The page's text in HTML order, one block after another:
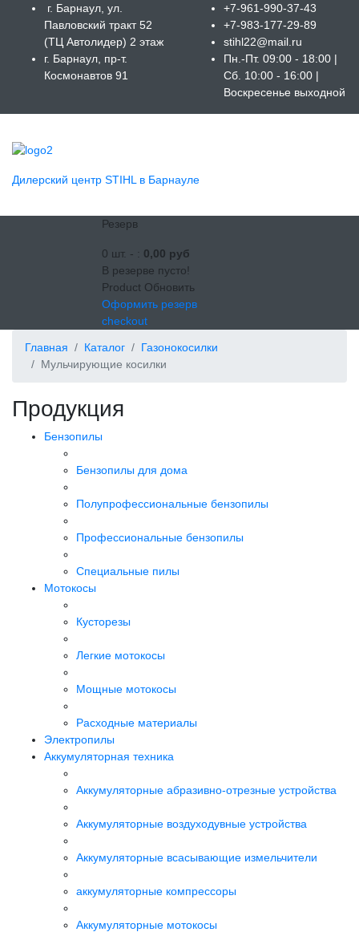
г. Барнаул, ул.
Павловский тракт 52
(ТЦ Автолидер) 2 этаж
г. Барнаул, пр-т.
Космонавтов 91
+7-961-990-37-43
+7-983-177-29-89
stihl22@mail.ru
Пн.-Пт. 09:00 - 18:00 |
Сб. 10:00 - 16:00 |
Воскресенье выходной
Дилерский центр STIHL в Барнауле
Резерв
0 шт. - : 0,00 руб
В резерве пусто!
Product Обновить
Оформить резерв
checkout
Главная Каталог
Газонокосилки
Мульчирующие косилки
Продукция
Бензопилы
Бензопилы для дома
Полупрофессиональные бензопилы
Профессиональные бензопилы
Специальные пилы
Мотокосы
Кусторезы
Легкие мотокосы
Мощные мотокосы
Расходные материалы
Электропилы
Аккумуляторная техника
Аккумуляторные абразивно-отрезные устройства
Аккумуляторные воздуходувные устройства
Аккумуляторные всасывающие измельчители
аккумуляторные компрессоры
Аккумуляторные мотокосы